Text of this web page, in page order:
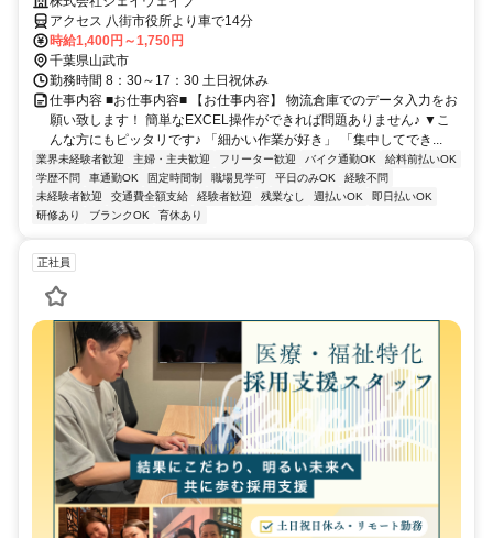
アクセス 八街市役所より車で14分
時給1,400円～1,750円
千葉県山武市
勤務時間 8：30～17：30 土日祝休み
仕事内容 ■お仕事内容■ 【お仕事内容】 物流倉庫でのデータ入力をお
願い致します！ 簡単なEXCEL操作ができれば問題ありません♪ ▼こ
んな方にもピッタリです♪ 「細かい作業が好き」 「集中してでき...
業界未経験者歓迎 主婦・主夫歓迎 フリーター歓迎 バイク通勤OK
給料前払いOK
学歴不問
車通勤OK 固定時間制 職場見学可 平日のみOK
経験不問
未経験者歓迎
交通費全額支給 経験者歓迎 残業なし 週払いOK
即日払いOK
研修あり
ブランクOK 育休あり
正社員